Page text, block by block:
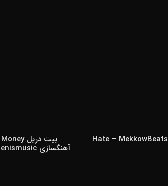
Hate – MekkowBeats
آهنگسازی Mohsenismusic